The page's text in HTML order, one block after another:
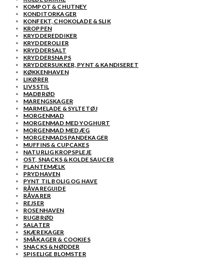
KOMPOT & CHUTNEY
KONDITORKAGER
KONFEKT, CHOKOLADE & SLIK
KROPPEN
KRYDDEREDDIKER
KRYDDEROLIER
KRYDDERSALT
KRYDDERSNAPS
KRYDDERSUKKER, PYNT & KANDISERET
KØKKENHAVEN
LIKØRER
LIVSSTIL
MADBRØD
MARENGSKAGER
MARMELADE & SYLTETØJ
MORGENMAD
MORGENMAD MED YOGHURT
MORGENMAD MED ÆG
MORGENMADSPANDEKAGER
MUFFINS & CUPCAKES
NATURLIG KROPSPLEJE
OST, SNACKS & KOLDE SAUCER
PLANTEMÆLK
PRYDHAVEN
PYNT TIL BOLIG OG HAVE
RÅVAREGUIDE
RÅVARER
REJSER
ROSENHAVEN
RUGBRØD
SALATER
SKÆREKAGER
SMÅKAGER & COOKIES
SNACKS & NØDDER
SPISELIGE BLOMSTER